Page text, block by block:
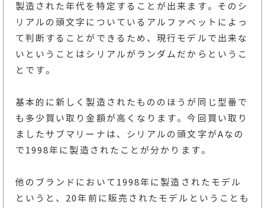
製造された年代を特定することが出来ます。そのシ
リアルの頭文字についているアルファベットによっ
て判断することができるため、現行モデルで出来な
いということはシリアルがランダムだからというこ
とです。
基本的に新しく製造されたもののほうが同じ型番で
も多少買い取り金額が高くなります。今回買い取り
ましたサブマリーナは、シリアルの頭文字がAなの
で1998年に製造されたことが分かります。
他のブランドにおいて1998年に製造されたモデル
というと、20年前に販売されたモデルということも